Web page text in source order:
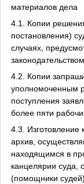
материалов дела
4.1. Копии
постановления)
случаях,
законодательством.
4.2. Копии
уполномоченным
поступления
более пяти
4.3.
архив,
находящимся в
канцелярии суда,
(помощники